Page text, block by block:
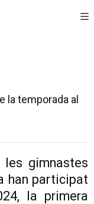
la temporada al
gimnastes
han participat
la primera